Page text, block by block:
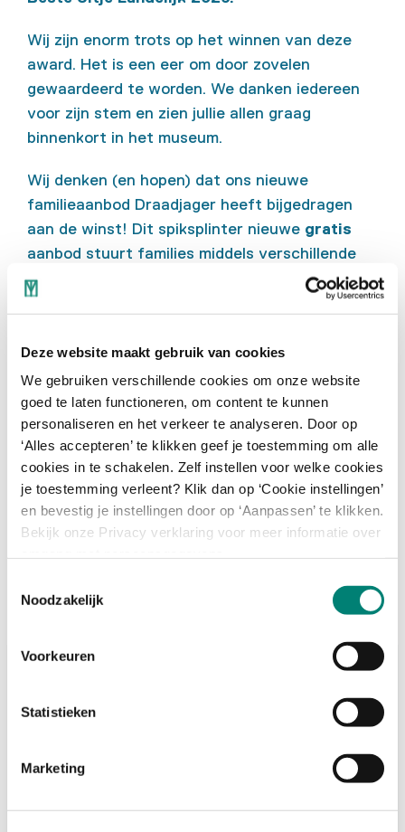
Deze website maakt gebruik van cookies
We gebruiken verschillende cookies om onze website
goed te laten functioneren, om content te kunnen
personaliseren en het verkeer te analyseren. Door op
‘Alles accepteren’ te klikken geef je toestemming om alle
cookies in te schakelen. Zelf instellen voor welke cookies
je toestemming verleent? Klik dan op ‘Cookie instellingen’
en bevestig je instellingen door op ‘Aanpassen’ te klikken.
Bekijk onze Privacy verklaring voor meer informatie over
Noodzakelijk
Voorkeuren
Statistieken
Marketing
Wij zijn enorm trots op het winnen van deze
award. Het is een eer om door zovelen
gewaardeerd te worden. We danken iedereen
voor zijn stem en zien jullie allen graag
binnenkort in het museum.
Wij denken (en hopen) dat ons nieuwe
familieaanbod Draadjager heeft bijgedragen
aan de winst! Dit spiksplinter nieuwe gratis
aanbod stuurt families middels verschillende
spelelementen op een verkenningstocht door
het museum. Lees
alles over Draadjager
Plan je bezoek
Koop een ticket
Deel met vrienden
Er is voor iedereen wel iets te doen in
Koop ticket